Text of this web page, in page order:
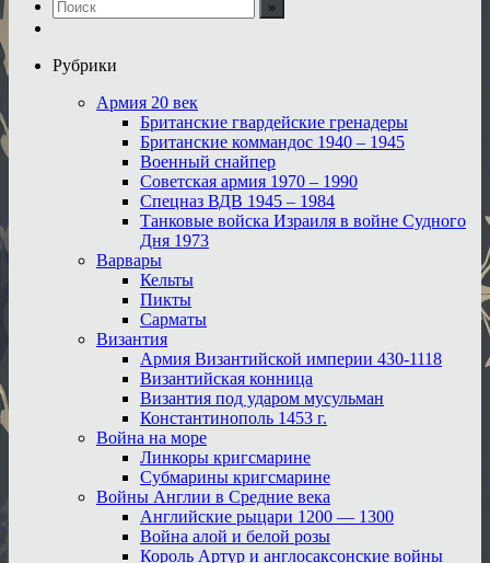
Рубрики
Армия 20 век
Британские гвардейские гренадеры
Британские коммандос 1940 – 1945
Военный снайпер
Советская армия 1970 – 1990
Спецназ ВДВ 1945 – 1984
Танковые войска Израиля в войне Судного
Дня 1973
Варвары
Кельты
Пикты
Сарматы
Византия
Армия Византийской империи 430-1118
Византийская конница
Византия под ударом мусульман
Константинополь 1453 г.
Война на море
Линкоры кригсмарине
Субмарины кригсмарине
Войны Англии в Средние века
Английские рыцари 1200 — 1300
Война алой и белой розы
Король Артур и англосаксонские войны